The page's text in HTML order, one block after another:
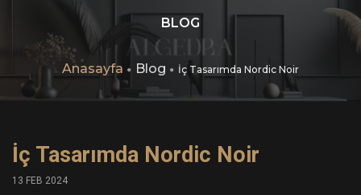
BLOG
Anasayfa Blog İç Tasarımda Nordic Noir
İç Tasarımda Nordic Noir
13 FEB 2024